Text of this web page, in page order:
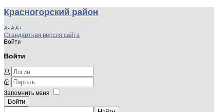
Красногорский район
A-AA+
Стандартная версия сайта
Войти
Войти
Запомнить меня
Войти